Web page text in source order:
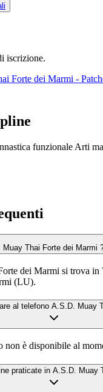
iscrizione.
Forte dei Marmi -
funzionale Arti
Thai Forte dei Marmi
dei Marmi si trova
(LU).
al telefono A.S.D. Muay
non è disponibile al
praticate in A.S.D. Muay